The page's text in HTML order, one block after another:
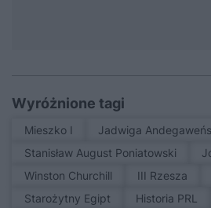
Wyróżnione tagi
Mieszko I Jadwiga
Stanisław August Poniatowski
Winston Churchill
III Rzesza
Starożytny Egipt
Historia PRL